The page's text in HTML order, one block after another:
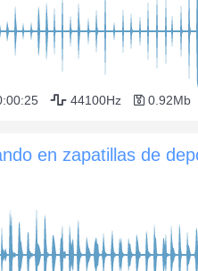
44100Hz 0.92Mb